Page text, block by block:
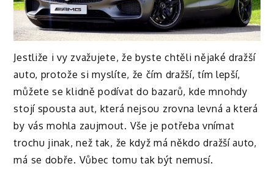
Jestliže i vy zvažujete, že byste chtěli nějaké dražší
auto, protože si myslíte, že čím dražší, tím lepší,
můžete se klidně podívat do bazarů, kde mnohdy
stojí spousta aut, která nejsou zrovna levná a která
by vás mohla zaujmout. Vše je potřeba vnímat
trochu jinak, než tak, že když má někdo dražší auto,
má se dobře. Vůbec tomu tak být nemusí.